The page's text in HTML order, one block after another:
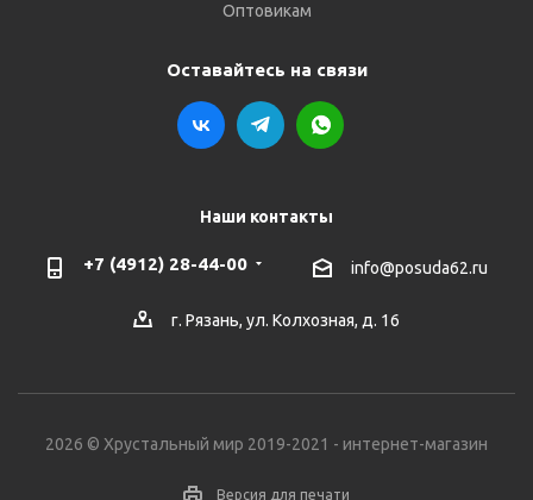
Оптовикам
Оставайтесь на связи
Наши контакты
+7 (4912) 28-44-00 info@posuda62.ru
г. Рязань, ул. Колхозная, д. 16
2026 © Хрустальный мир 2019-2021 - интернет-магазин
Версия для печати